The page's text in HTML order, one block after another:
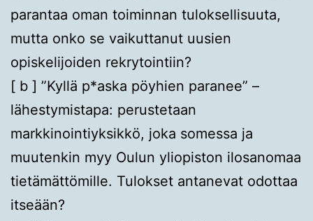
parantaa oman toiminnan tuloksellisuuta,
mutta onko se vaikuttanut uusien
opiskelijoiden rekrytointiin?
[ b ] ”Kyllä p*aska pöyhien paranee” –
lähestymistapa: perustetaan
markkinointiyksikkö, joka somessa ja
muutenkin myy Oulun yliopiston ilosanomaa
tietämättömille. Tulokset antanevat odottaa
itseään?